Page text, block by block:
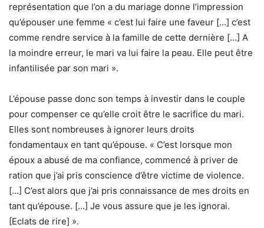
représentation que l’on a du mariage donne l’impression
qu’épouser une femme « c’est lui faire une faveur […] c’est
comme rendre service à la famille de cette dernière […] A
la moindre erreur, le mari va lui faire la peau. Elle peut être
infantilisée par son mari ».
L’épouse passe donc son temps à investir dans le couple
pour compenser ce qu’elle croit être le sacrifice du mari.
Elles sont nombreuses à ignorer leurs droits
fondamentaux en tant qu’épouse. « C’est lorsque mon
époux a abusé de ma confiance, commencé à priver de
ration que j’ai pris conscience d’être victime de violence.
[…] C’est alors que j’ai pris connaissance de mes droits en
tant qu’épouse. […] Je vous assure que je les ignorai.
[Eclats de rire] ».